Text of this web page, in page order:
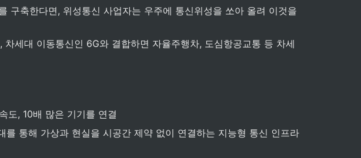
구축한다면, 위성통신 사업자는 우주에 통신위성을 쏘아 올려 이것을
세대 이동통신인 6G와 결합하면 자율주행차, 도심항공교통 등 차세
도, 10배 많은 기기를 연결
통해 가상과 현실을 시공간 제약 없이 연결하는 지능형 통신 인프라